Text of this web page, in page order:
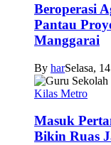
Beroperasi
Pantau
Manggarai
By harSelasa,
Kilas Metro
Masuk
Bikin Ruas